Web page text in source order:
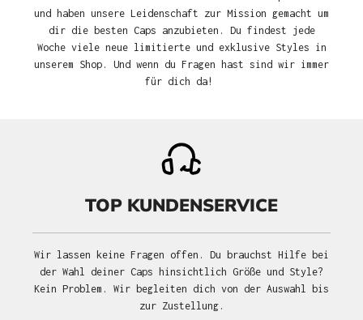
und haben unsere Leidenschaft zur Mission gemacht um
dir die besten Caps anzubieten. Du findest jede
Woche viele neue limitierte und exklusive Styles in
unserem Shop. Und wenn du Fragen hast sind wir immer
für dich da!
TOP KUNDENSERVICE
Wir lassen keine Fragen offen. Du brauchst Hilfe bei
der Wahl deiner Caps hinsichtlich Größe und Style?
Kein Problem. Wir begleiten dich von der Auswahl bis
zur Zustellung.